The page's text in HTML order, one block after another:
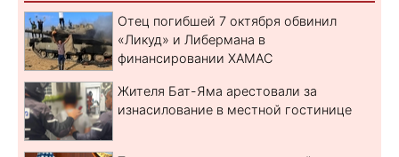
Отец погибшей 7 октября обвинил
«Ликуд» и Либермана в
финансировании ХАМАС
Жителя Бат-Яма арестовали за
изнасилование в местной гостинице